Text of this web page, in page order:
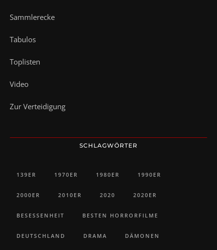
Sammlerecke
Tabulos
Toplisten
Video
Zur Verteidigung
SCHLAGWÖRTER
139ER 1970ER 1980ER 1990ER
2000ER 2010ER 2020 2020ER
BESESSENHEIT BESTEN HORRORFILME
DEUTSCHLAND DRAMA DÄMONEN